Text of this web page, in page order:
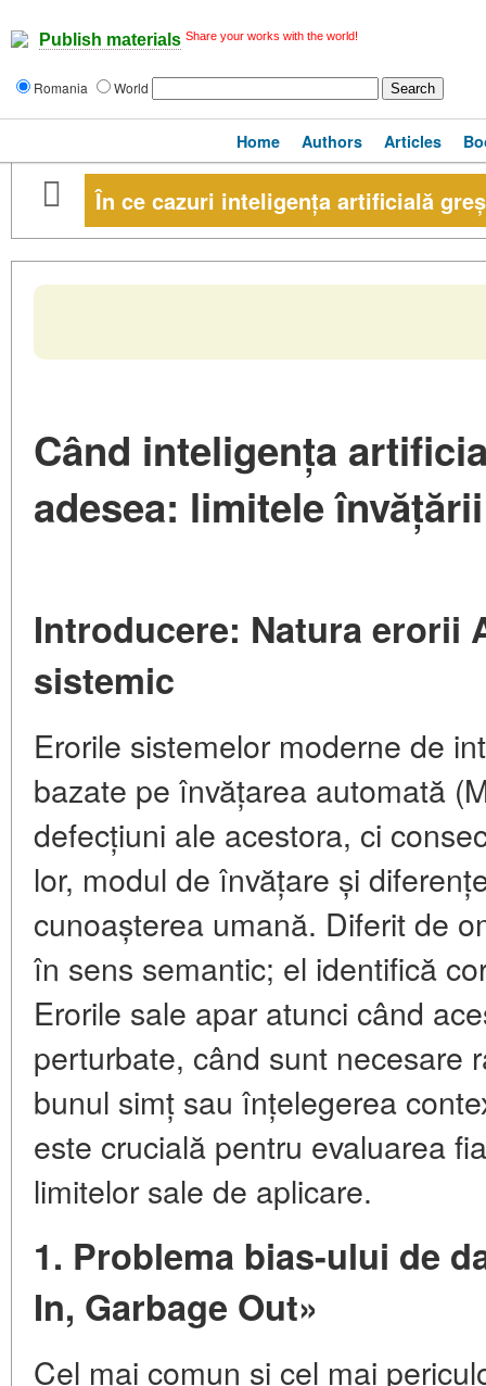
Publish materials Share your works with the world!
Romania World
Home Authors Articles
În ce cazuri inteligența artificială
Când inteligența
adesea: limitele
Introducere: Natura erorii
sistemic
Erorile sistemelor moderne de
bazate pe învățarea automată
defecțiuni ale acestora, ci
lor, modul de învățare și
cunoașterea umană. Diferit de
în sens semantic; el identifică
Erorile sale apar atunci când
perturbate, când sunt necesare
bunul simț sau înțelegerea
este crucială pentru evaluarea
limitelor sale de aplicare.
1. Problema bias-ului de
In, Garbage Out»
Cel mai comun și cel mai